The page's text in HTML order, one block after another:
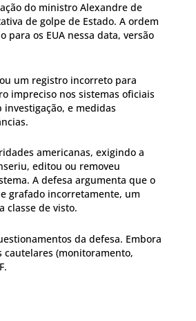
do ministro Alexandre de
de golpe de Estado. A ordem
para os EUA nessa data, versão
um registro incorreto para
impreciso nos sistemas oficiais
investigação, e medidas
americanas, exigindo a
editou ou removeu
A defesa argumenta que o
grafado incorretamente, um
classe de visto.
da defesa. Embora
(monitoramento,